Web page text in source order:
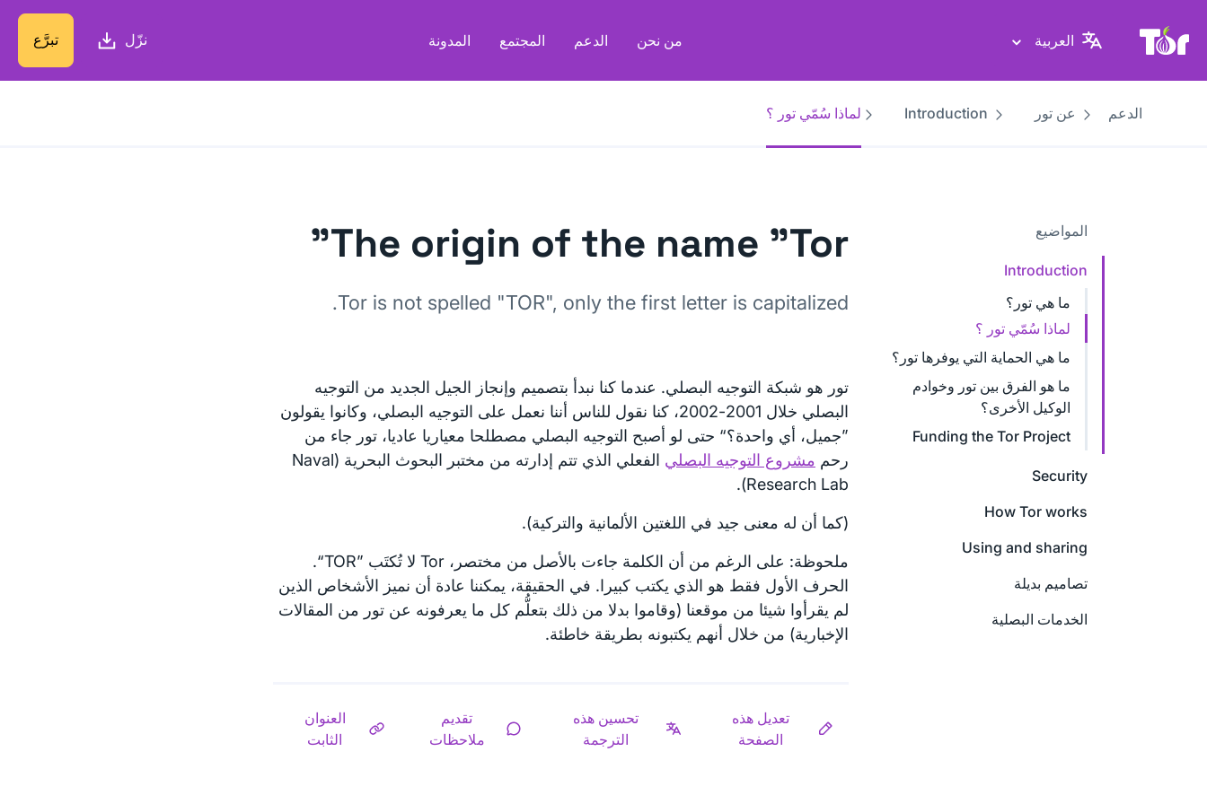
موقع Tor Project العربية من نحن الدعم المجتمع المدونة نزّل تبرَّع
الدعم عن تور Introduction لماذا سُمّي تور ؟
المواضيع
Introduction
ما هي تور؟
لماذا سُمّي تور ؟
ما هي الحماية التي يوفرها تور؟
ما هو الفرق بين تور وخوادم
الوكيل الأخرى؟
Funding the Tor Project
Security
How Tor works
Using and sharing
تصاميم بديلة
الخدمات البصلية
The origin of the name "Tor"
Tor is not spelled "TOR", only the first letter is capitalized.
تور هو شبكة التوجيه البصلي. عندما كنا نبدأ بتصميم وإنجاز الجيل الجديد من التوجيه
البصلي خلال 2001-2002، كنا نقول للناس أننا نعمل على التوجيه البصلي، وكانوا يقولون
”جميل، أي واحدة؟“ حتى لو أصبح التوجيه البصلي مصطلحا معياريا عاديا، تور جاء من
رحم مشروع التوجيه البصلي
الفعلي الذي تتم إدارته من مختبر البحوث البحرية (Naval
Research Lab).
(كما أن له معنى جيد في اللغتين الألمانية والتركية).
ملحوظة: على الرغم من أن الكلمة جاءت بالأصل من مختصر، Tor لا تُكتَب ”TOR“.
الحرف الأول فقط هو الذي يكتب كبيرا. في الحقيقة، يمكننا عادة أن نميز الأشخاص الذين
لم يقرأوا شيئا من موقعنا (وقاموا بدلا من ذلك بتعلُّم كل ما يعرفونه عن تور من المقالات
الإخبارية) من خلال أنهم يكتبونه بطريقة خاطئة.
تعديل هذه
الصفحة
تحسين هذه
الترجمة
تقديم
ملاحظات
العنوان
الثابت